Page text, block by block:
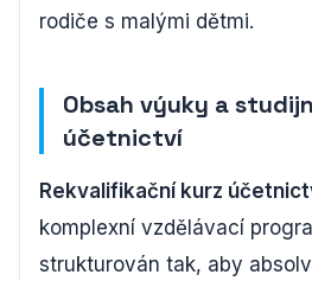
rodiče s malými dětmi.
Obsah výuky a
účetnictví
Rekvalifikační kurz
komplexní vzdělávací
strukturován tak, aby